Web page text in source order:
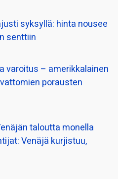
syksyllä: hinta nousee
senttiin
varoitus – amerikkalainen
porausten
taloutta monella
Venäjä kurjistuu,